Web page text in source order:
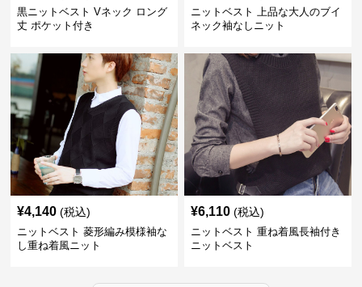
黒ニットベスト Vネック ロング
丈 ポケット付き
ニットベスト 上品な大人のブイ
ネック袖なしニット
¥4,140 (税込)
ニットベスト 菱形編み模様袖な
し重ね着風ニット
¥6,110 (税込)
ニットベスト 重ね着風長袖付き
ニットベスト